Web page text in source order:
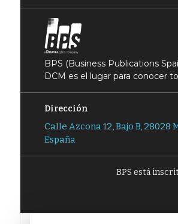
BPS (Business Publications
DCM es el lugar para conocer
Dirección
Calle Azcona 12, Bajo B, 28028
España
BPS está